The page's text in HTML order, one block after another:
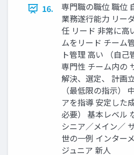
16.
専門職の職位 職位
業務遂行能力 リー
任 リード 非常に高
ムをリード チーム
ト管理 高い （自
専門性 チーム内の
解決、選定、 計画
（最低限の指示）
アを指導 安定した
必要） 基本レベル
シニア／メイン／
世の一例 インター
ジュニア 新人